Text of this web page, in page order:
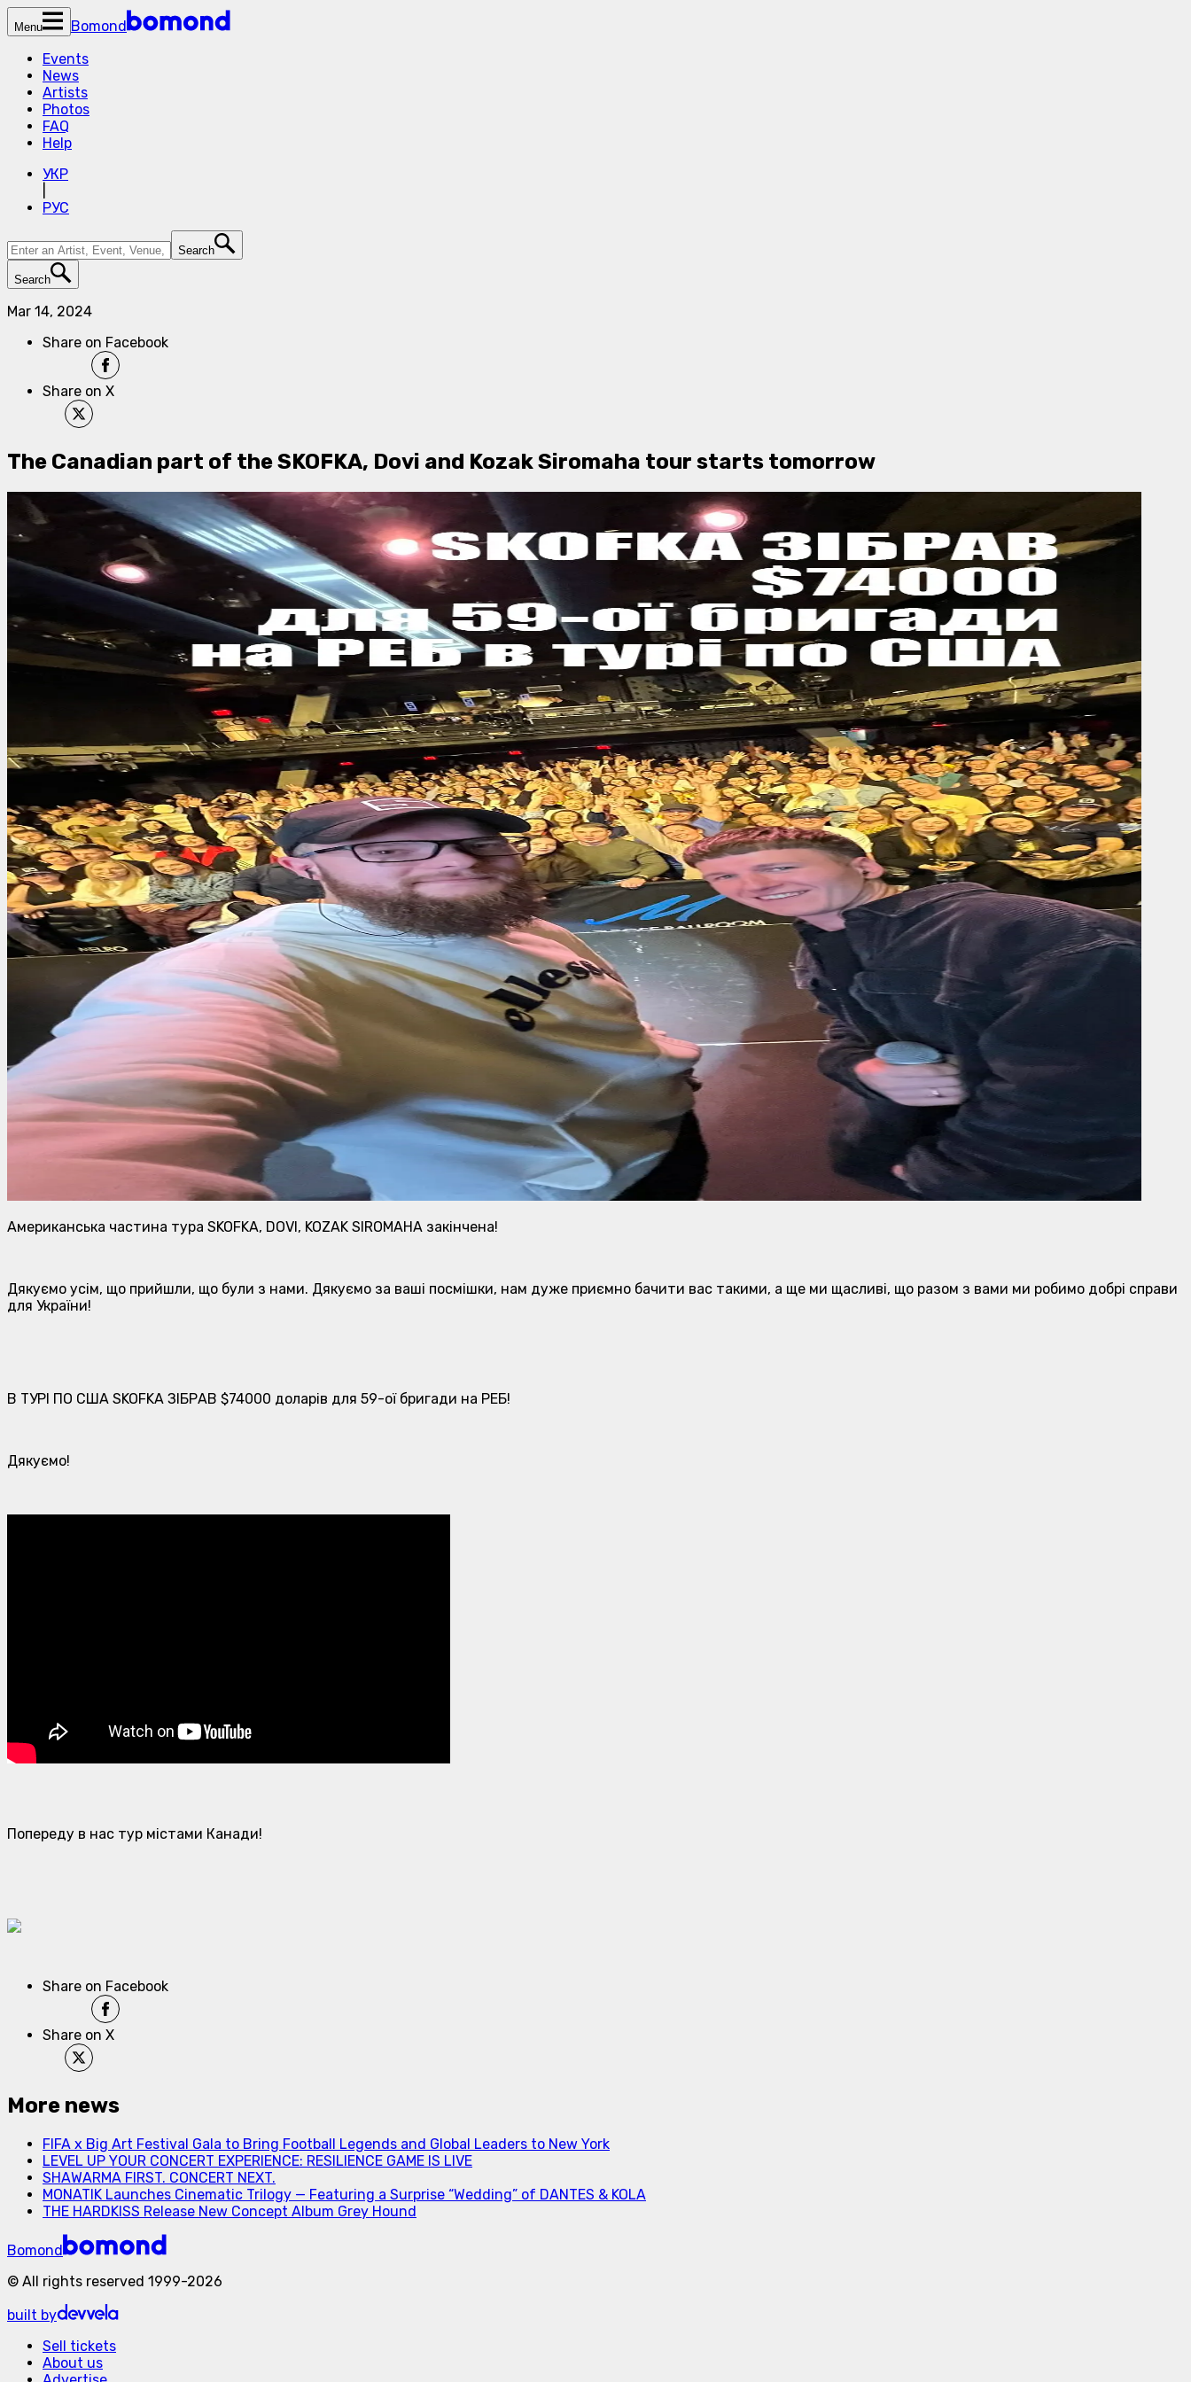
Menu
Bomond
Events
News
Artists
Photos
FAQ
Help
УКР
РУС
Search
Search
Mar 14, 2024
Share on Facebook
Share on X
The Canadian part of the SKOFKA, Dovi and Kozak Siromaha tour starts tomorrow
Американська частина тура SKOFKA, DOVI, KOZAK SIROMAHA закінчена!
Дякуємо усім, що прийшли, що були з нами. Дякуємо за ваші посмішки, нам дуже приємно бачити вас такими, а ще ми щасливі, що разом з вами ми робимо добрі справи
для України!
В ТУРІ ПО США SKOFKA ЗІБРАВ $74000 доларів для 59-ої бригади на РЕБ!
Дякуємо!
Попереду в нас тур містами Канади!
Share on Facebook
Share on X
More news
FIFA x Big Art Festival Gala to Bring Football Legends and Global Leaders to New York
LEVEL UP YOUR CONCERT EXPERIENCE: RESILIENCE GAME IS LIVE
SHAWARMA FIRST. CONCERT NEXT.
MONATIK Launches Cinematic Trilogy — Featuring a Surprise “Wedding” of DANTES & KOLA
THE HARDKISS Release New Concept Album Grey Hound
Bomond
© All rights reserved 1999-2026
built by
Sell tickets
About us